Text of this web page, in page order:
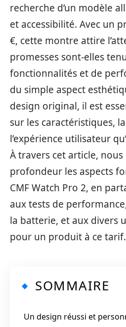
recherche d’un modèle
et accessibilité. Avec un
€, cette montre attire
promesses sont-elles
fonctionnalités et de
du simple aspect
design original, il est
sur les caractéristiques,
l’expérience utilisateur
À travers cet article,
profondeur les aspects
CMF Watch Pro 2, en
aux tests de
la batterie, et aux divers
pour un produit à ce tarif.
SOMMAIRE
Un design réussi et